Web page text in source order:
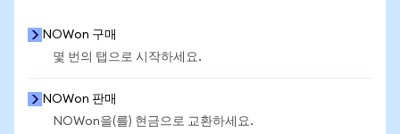
NOWon 구매
몇 번의 탭으로 시작하세요.
NOWon 판매
NOWon을(를) 현금으로 교환하세요.